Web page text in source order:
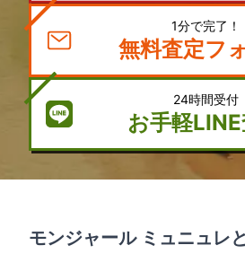
1分で完了！
無料査定フ
24時間受付
お手軽
モンジャール ミュニュレ